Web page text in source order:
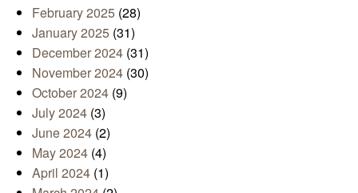
February 2025 (28)
January 2025 (31)
December 2024 (31)
November 2024 (30)
October 2024 (9)
July 2024 (3)
June 2024 (2)
May 2024 (4)
April 2024 (1)